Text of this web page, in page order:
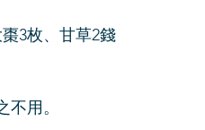
3枚、甘草2錢
用。